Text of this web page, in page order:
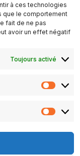
à ces technologies
que le comportement
fait de ne pas
avoir un effet négatif
Toujours activé